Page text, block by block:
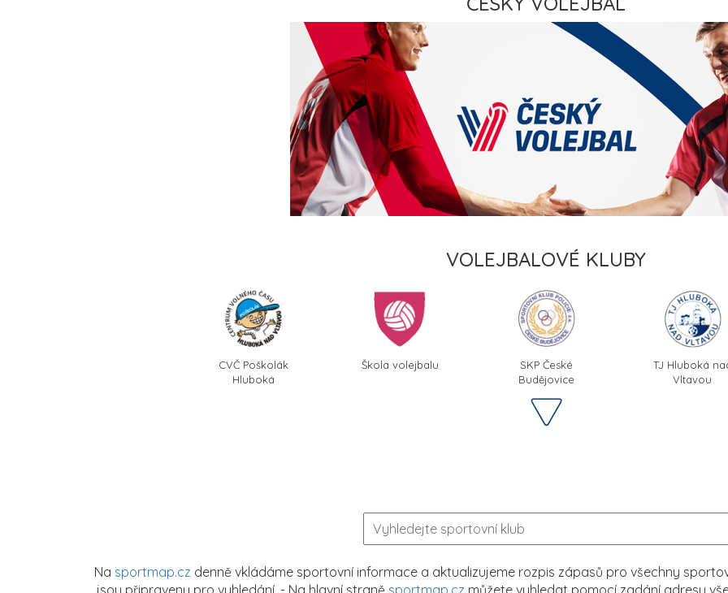
VOLEJBALOVÉ KLUBY
CVČ Poškolák
Hluboká
Škola volejbalu
SKP České
Budějovice
TJ Hluboká
Vltavou
Na sportmap.cz denně vkládáme sportovní informace a aktualizujeme rozpis zápasů pro všechny
jsou připraveny pro vyhledání. - Na hlavní straně sportmap.cz můžete vyhledat pomocí zadání adresy